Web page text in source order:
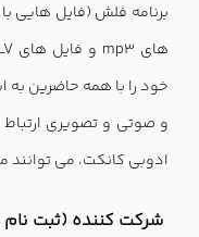
خود را با همه حاضرین به
و صوتی و تصویری ارتباط
ادوبی کانکت، می
شرکت کننده (ثبت نام